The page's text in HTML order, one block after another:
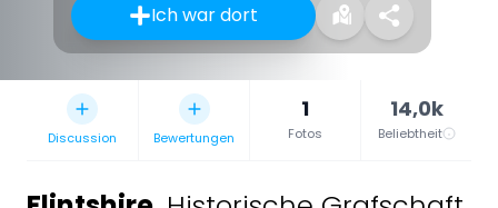
Ich war dort
Discussion Bewertungen
1
Fotos
14,0k
Beliebtheit